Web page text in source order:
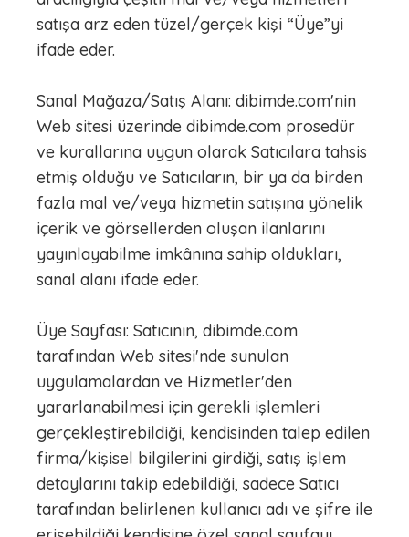
satışa arz eden tüzel/gerçek kişi “Üye”yi
ifade eder.
Sanal Mağaza/Satış Alanı: dibimde.com'nin
Web sitesi üzerinde dibimde.com prosedür
ve kurallarına uygun olarak Satıcılara tahsis
etmiş olduğu ve Satıcıların, bir ya da birden
fazla mal ve/veya hizmetin satışına yönelik
içerik ve görsellerden oluşan ilanlarını
yayınlayabilme imkânına sahip oldukları,
sanal alanı ifade eder.
Üye Sayfası: Satıcının, dibimde.com
tarafından Web sitesi'nde sunulan
uygulamalardan ve Hizmetler'den
yararlanabilmesi için gerekli işlemleri
gerçekleştirebildiği, kendisinden talep edilen
firma/kişisel bilgilerini girdiği, satış işlem
detaylarını takip edebildiği, sadece Satıcı
tarafından belirlenen kullanıcı adı ve şifre ile